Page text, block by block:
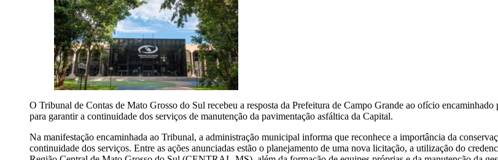
O Tribunal de Contas de Mato Grosso do Sul recebeu a resposta da Prefeitura de Campo Grande ao ofício
para garantir a continuidade dos serviços de manutenção da pavimentação asfáltica da Capital.
Na manifestação encaminhada ao Tribunal, a administração municipal informa que reconhece a importância da
continuidade dos serviços. Entre as ações anunciadas estão o planejamento de uma nova licitação, a utilização do